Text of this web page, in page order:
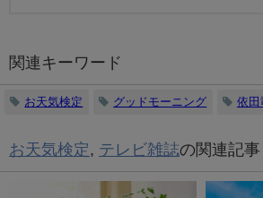
関連キーワード
お天気検定 グッドモーニング 依田
お天気検定, テレビ雑誌の関連記事